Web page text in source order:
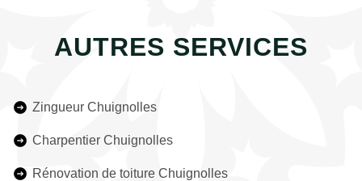
AUTRES SERVICES
Zingueur Chuignolles
Charpentier Chuignolles
Rénovation de toiture Chuignolles